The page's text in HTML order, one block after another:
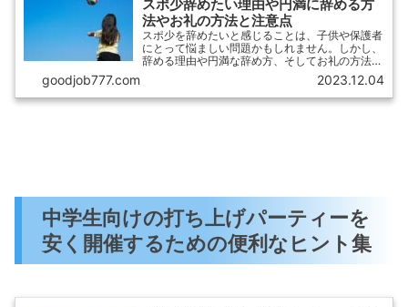
スポ少辞めたい理由や円満に辞める方
法やお礼の方法と注意点
スポ少を辞めたいと感じることは、子供や保護者
にとって悩ましい問題かもしれません。しかし、
辞める理由や円満な辞め方、そしてお礼の方法や
注意点を知ることで、スポ少を辞めるプロセスを
スムーズに進めることができます。この記事で
は、スポ少を辞めたいと思う理由や、円満な辞め
goodjob777.com 2023.12.04
中学生向けの打ち上げパーティーを
安く開催するための便利なヒント集